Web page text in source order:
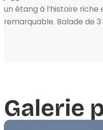
un étang à l’histoire
remarquable. Balade de 3
Galerie